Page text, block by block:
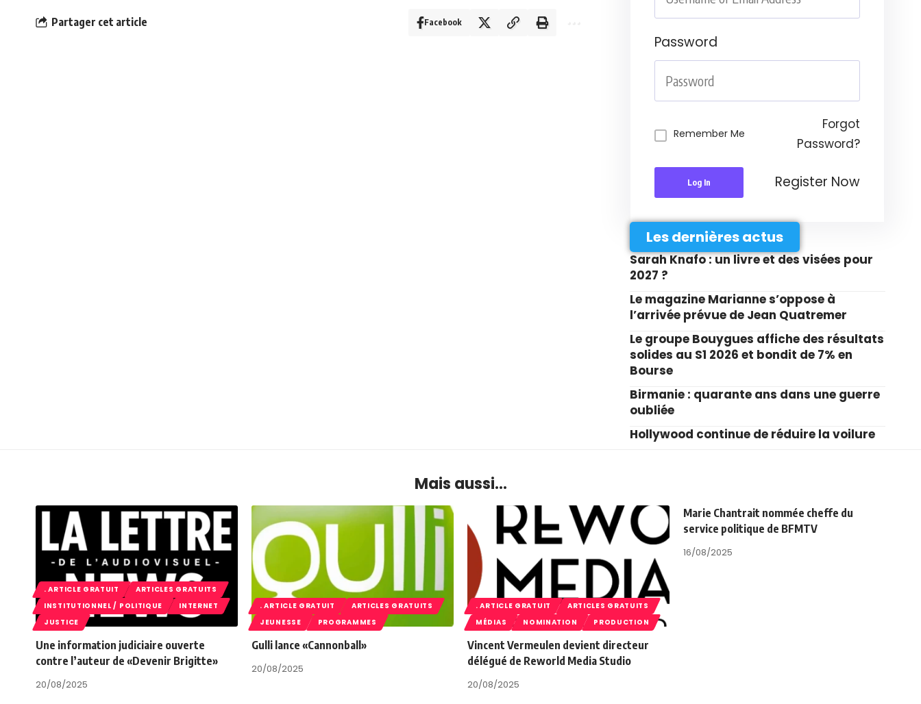
Partager cet article Facebook
Password
Remember Me
Forgot
Password?
Log In Register Now
Les dernières actus
Sarah Knafo : un livre et des visées pour
2027 ?
Le magazine Marianne s’oppose à
l’arrivée prévue de Jean Quatremer
Le groupe Bouygues affiche des résultats
solides au S1 2026 et bondit de 7% en
Bourse
Birmanie : quarante ans dans une guerre
oubliée
Hollywood continue de réduire la voilure
Mais aussi...
. ARTICLE GRATUIT
ARTICLES GRATUITS
INSTITUTIONNEL / POLITIQUE
INTERNET
JUSTICE
Une information judiciaire ouverte
contre l’auteur de «Devenir Brigitte»
20/08/2025
. ARTICLE GRATUIT
ARTICLES GRATUITS
JEUNESSE
PROGRAMMES
Gulli lance «Cannonball»
20/08/2025
. ARTICLE GRATUIT
ARTICLES GRATUITS
MÉDIAS
NOMINATION PRODUCTION
Vincent Vermeulen devient directeur
délégué de Reworld Media Studio
20/08/2025
Marie Chantrait nommée cheffe du
service politique de BFMTV
16/08/2025